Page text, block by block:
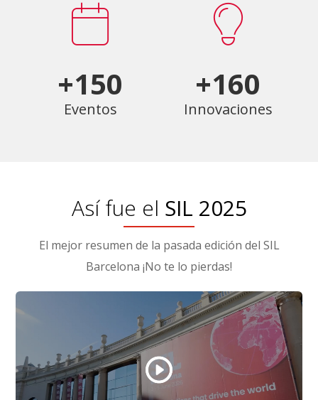
+150
Eventos
+160
Innovaciones
Así fue el SIL 2025
El mejor resumen de la pasada edición del SIL
Barcelona ¡No te lo pierdas!